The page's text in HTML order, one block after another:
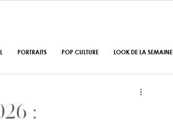
:
PORTRAITS POP CULTURE LOOK DE LA SEMAINE